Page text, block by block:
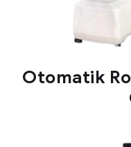
Otomatik